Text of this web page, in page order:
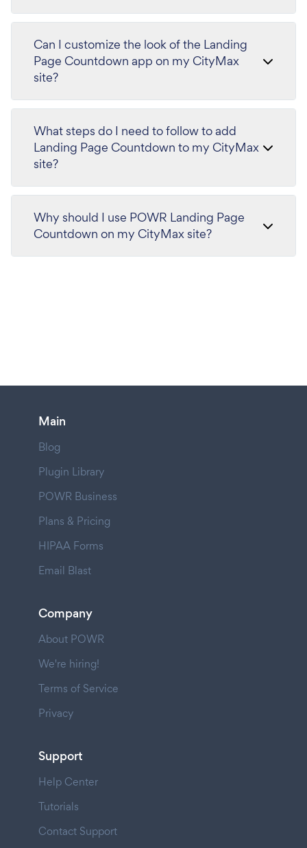
Can I customize the look of the Landing
Page Countdown app on my CityMax
site?
What steps do I need to follow to add
Landing Page Countdown to my CityMax
site?
Why should I use POWR Landing Page
Countdown on my CityMax site?
Main
Blog
Plugin Library
POWR Business
Plans & Pricing
HIPAA Forms
Email Blast
Company
About POWR
We're hiring!
Terms of Service
Privacy
Support
Help Center
Tutorials
Contact Support